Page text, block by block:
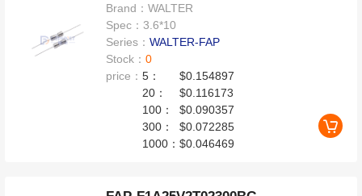
Brand：WALTER
Spec：3.6*10
Series：WALTER-FAP
Stock：0
price：5：
$0.154897
20：
$0.116173
100：
$0.090357
300：
$0.072285
1000：$0.046469